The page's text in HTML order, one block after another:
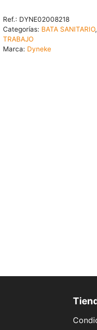
Ref.: DYNE02008218
Categorías: BATA SANITARIO,
TRABAJO
Marca: Dyneke